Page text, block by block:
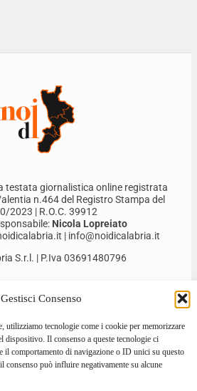
Gestisci Consenso
utilizziamo tecnologie come i cookie per memorizzare
dispositivo. Il consenso a queste tecnologie ci
il comportamento di navigazione o ID unici su questo
consenso può influire negativamente su alcune
testata giornalistica online registrata
n.464 del Registro Stampa del
2023 | R.O.C. 39912
Nicola Lopreiato
| info@noidicalabria.it
S.r.l. | P.Iva 03691480796